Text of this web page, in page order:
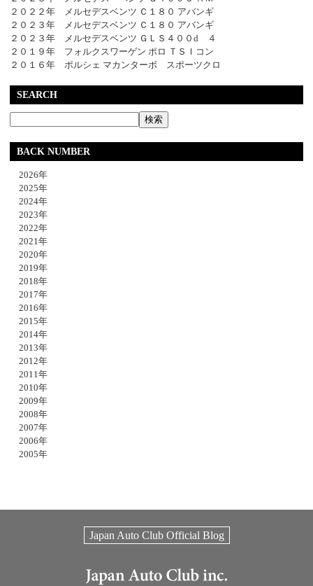
２０２２年 メルセデスベンツ Ｃ１８０ アバンギ
２０２３年 メルセデスベンツ Ｃ１８０ アバンギ
２０２３年 メルセデスベンツ ＧＬＳ４００d ４
２０１９年 フォルクスワーゲン ポロ ＴＳＩコン
２０１６年 ポルシェ マカンターボ スポーツクロ
SEARCH
BACK NUMBER
2026年
2025年
2024年
2023年
2022年
2021年
2020年
2019年
2018年
2017年
2016年
2015年
2014年
2013年
2012年
2011年
2010年
2009年
2008年
2007年
2006年
2005年
Japan Auto Club Official Blog